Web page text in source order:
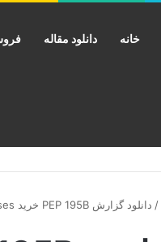
خانه دانلود مقاله
/ دانلود گزارش PEP 195B خرید High Olefins Fluid Catalytic Cracking Processes